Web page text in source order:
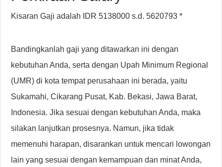
Kisaran Gaji adalah IDR 5138000 s.d. 5620793 *
Bandingkanlah gaji yang ditawarkan ini dengan
kebutuhan Anda, serta dengan Upah Minimum Regional
(UMR) di kota tempat perusahaan ini berada, yaitu
Sukamahi, Cikarang Pusat, Kab. Bekasi, Jawa Barat,
Indonesia. Jika sesuai dengan kebutuhan Anda, maka
silakan lanjutkan prosesnya. Namun, jika tidak
memenuhi harapan, disarankan untuk mencari lowongan
lain yang sesuai dengan kemampuan dan minat Anda,